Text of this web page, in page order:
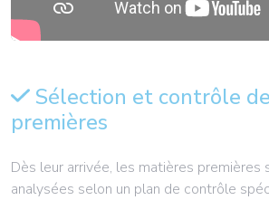
Sélection et contrôle
premières
Dès leur arrivée, les matières
analysées selon un plan de contrôle